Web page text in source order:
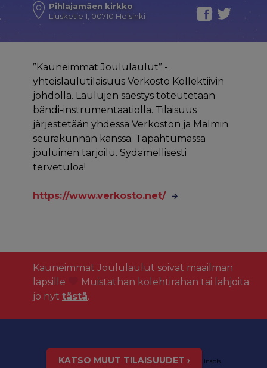
Pihlajamäen kirkko
Liusketie 1, 00710 Helsinki
”Kauneimmat Joululaulut” -
yhteislaulutilaisuus Verkosto Kollektiivin
johdolla. Laulujen säestys toteutetaan
bändi-instrumentaatiolla. Tilaisuus
järjestetään yhdessä Verkoston ja Malmin
seurakunnan kanssa. Tapahtumassa
jouluinen tarjoilu. Sydämellisesti
tervetuloa!
https://www.verkosto.net/
Kauneimmat Joululaulut soivat maailman
lapsille
Muistathan kolehtirahan tai lahjoita
jo nyt tästä.
KATSO MUUT TILAISUUDET › inspis